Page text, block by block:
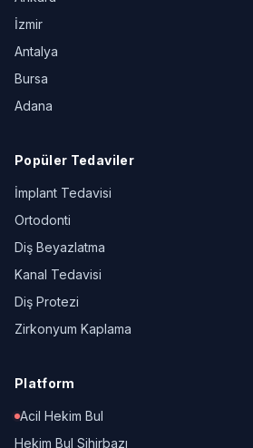
İzmir
Antalya
Bursa
Adana
Popüler Tedaviler
İmplant Tedavisi
Ortodonti
Diş Beyazlatma
Kanal Tedavisi
Diş Protezi
Zirkonyum Kaplama
Platform
Acil Hekim Bul
Hekim Bul Sihirbazı